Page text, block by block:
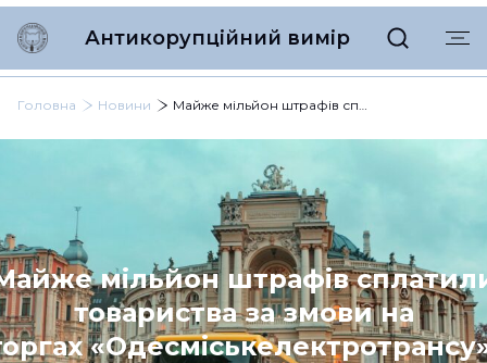
Антикорупційний вимір
Головна Новини Майже мільйон штрафів сплатили товариства за змови на торгах «Одесміськелектротрансу»
мільйон штрафів
товариства за змови на